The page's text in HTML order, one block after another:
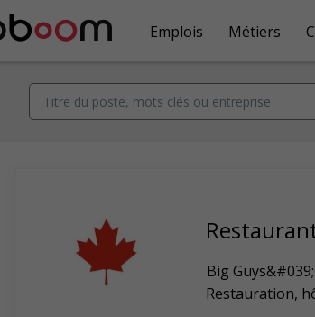
Emplois Métiers
Big
Restauration,